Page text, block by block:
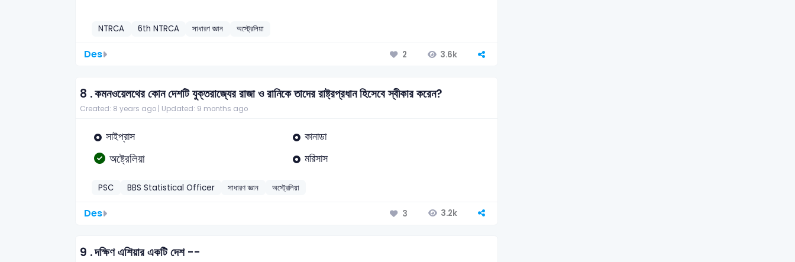
NTRCA 6th NTRCA সাধারণ জ্ঞান অস্ট্রেলিয়া
Des 2 3.6k
8 .কমনওয়েলথের কোন দেশটি যুক্তরাজ্যের রাজা ও রানিকে তাদের রাষ্ট্রপ্রধান হিসেবে স্বীকার করেন?
Created: 8 years ago | Updated: 9 months ago
সাইপ্রাস কানাডা
অষ্ট্রেলিয়া মরিসাস
PSC BBS Statistical Officer সাধারণ জ্ঞান অস্ট্রেলিয়া
Des 3 3.2k
9 .দক্ষিণ এশিয়ার একটি দেশ --